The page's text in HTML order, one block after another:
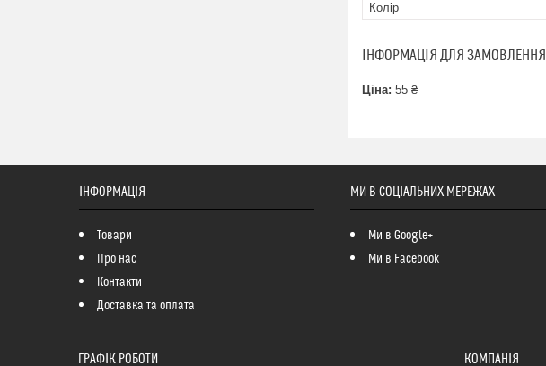
Колір
ІНФОРМАЦІЯ ДЛЯ ЗАМОВЛЕННЯ
Ціна: 55 ₴
ІНФОРМАЦІЯ
Товари
Про нас
Контакти
Доставка та оплата
МИ В СОЦІАЛЬНИХ МЕРЕЖАХ
Ми в Google+
Ми в Facebook
ГРАФІК РОБОТИ